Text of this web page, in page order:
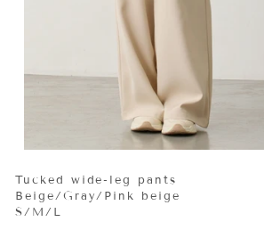
Tucked wide-leg pants
Beige/Gray/Pink beige
S/M/L